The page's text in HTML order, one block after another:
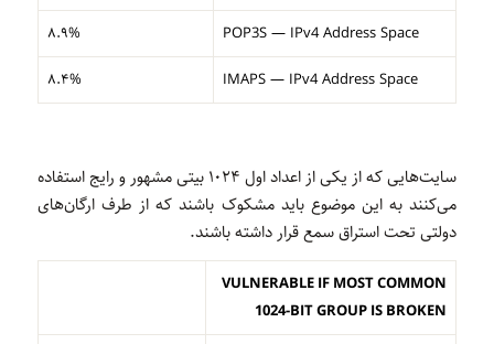
POP3S — IPv4 Address Space ۸.۹%
IMAPS — IPv4 Address Space ۸.۴%
سایت‌هایی که از یکی از اعداد اول ۱۰۲۴ بیتی مشهور و رایج استفاده
می‌کنند به این موضوع باید مشکوک باشند که از طرف ارگان‌های
دولتی تحت استراق سمع قرار داشته باشند.
VULNERABLE IF MOST COMMON
1024-BIT GROUP IS BROKEN